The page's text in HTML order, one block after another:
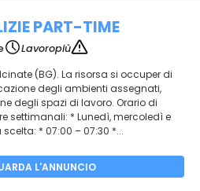
PART-TIME
Lavoropiù
(BG). La risorsa si occuper di
degli ambienti assegnati,
degli spazi di lavoro. Orario di
settimanali: * Lunedì, mercoledì e
* 07:00 – 07:30 *...
L'ANNUNCIO